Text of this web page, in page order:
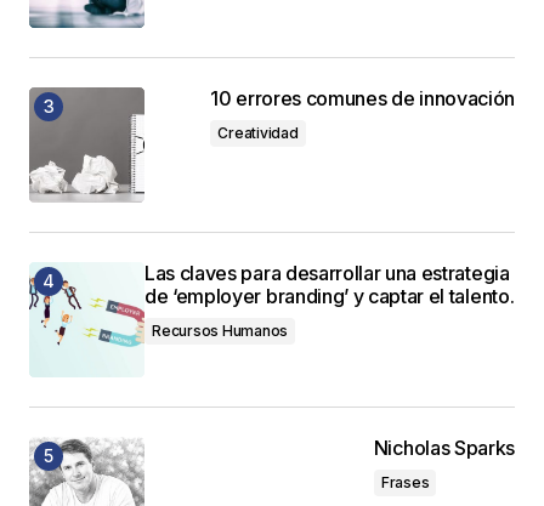
10 errores comunes de innovación
Creatividad
Las claves para desarrollar una estrategia
de ‘employer branding’ y captar el talento.
Recursos Humanos
Nicholas Sparks
Frases